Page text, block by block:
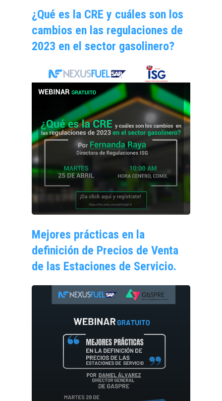
¿Qué es la CRE y cuáles son los
cambios en las regulaciones de
2023 en el sector gasolinero?
Mejores prácticas en la
definición de Precios de Venta
de las Estaciones de Servicio.